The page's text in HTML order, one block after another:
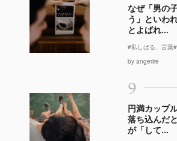
なぜ「男の
う」といわ
とよばれ...
#私しばる、言葉
by angerire
9
円満カップ
落ち込んだ
が「して...